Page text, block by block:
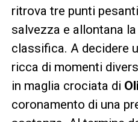
ritrova tre punti
salvezza e allontana
classifica. A decidere
ricca di momenti
in maglia crociata di
coronamento di una